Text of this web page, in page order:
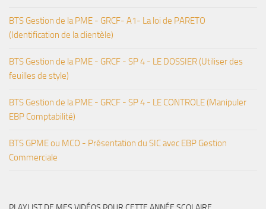
BTS Gestion de la PME - GRCF- A1- La loi de PARETO
(Identification de la clientèle)
BTS Gestion de la PME - GRCF - SP 4 - LE DOSSIER (Utiliser des
feuilles de style)
BTS Gestion de la PME - GRCF - SP 4 - LE CONTROLE (Manipuler
EBP Comptabilité)
BTS GPME ou MCO - Présentation du SIC avec EBP Gestion
Commerciale